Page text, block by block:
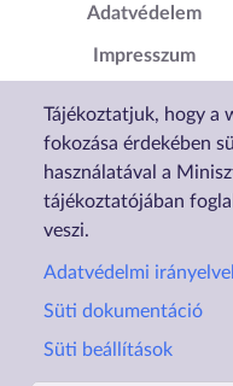
Tájékoztatjuk, hogy a
fokozása érdekében
használatával a
tájékoztatójában
veszi.
Adatvédelmi
Süti dokumentáció
Süti beállítások
Adatvédelem
Impresszum
Nyilatkozat